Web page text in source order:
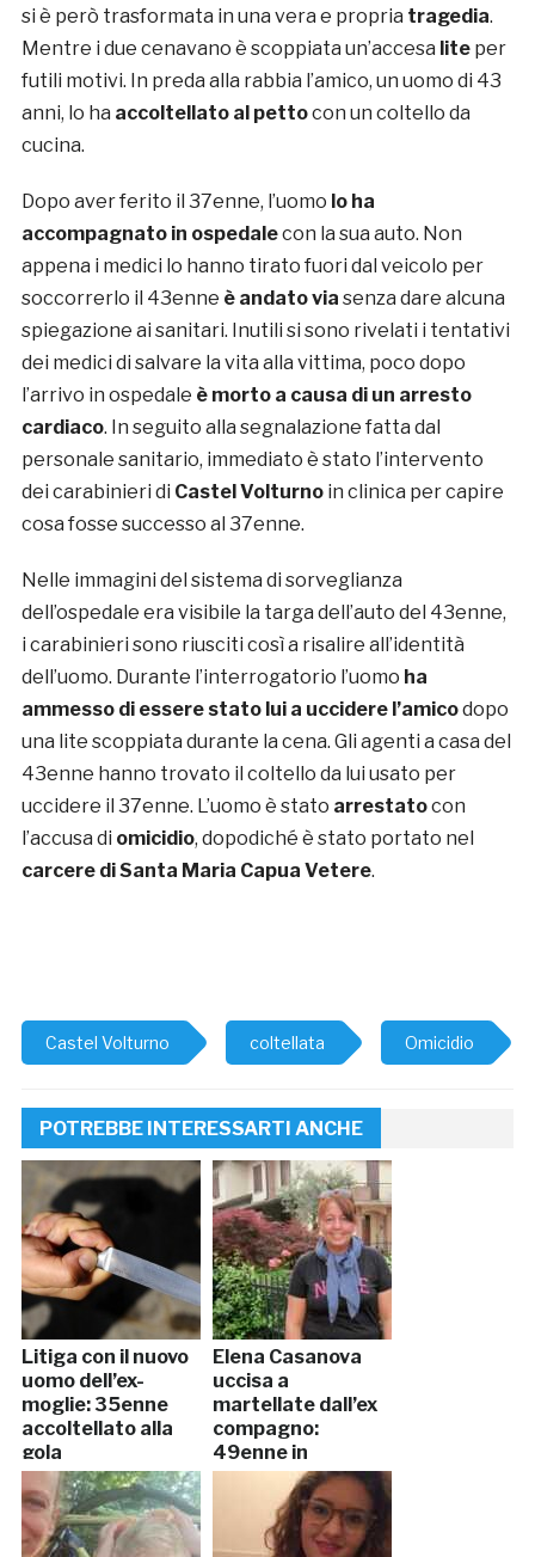
si è però trasformata in una vera e propria tragedia.
Mentre i due cenavano è scoppiata un’accesa liteper
futili motivi. In preda alla rabbia l’amico, un uomo di 43
anni, lo ha accoltellato al pettocon un coltello da
cucina.
Dopo aver ferito il 37enne, l’uomo lo ha
accompagnato in ospedalecon la sua auto. Non
appena i medici lo hanno tirato fuori dal veicolo per
soccorrerlo il 43enne è andato via senza dare alcuna
spiegazione ai sanitari. Inutili si sono rivelati i tentativi
dei medici di salvare la vita alla vittima, poco dopo
l’arrivo in ospedale è morto a causa di un arresto
cardiaco. In seguito alla segnalazione fatta dal
personale sanitario, immediato è stato l’intervento
dei carabinieri di Castel Volturnoin clinica per capire
cosa fosse successo al 37enne.
Nelle immagini del sistema di sorveglianza
dell’ospedale era visibile la targa dell’auto del 43enne,
i carabinieri sono riusciti così a risalire all’identità
dell’uomo. Durante l’interrogatorio l’uomo ha
ammesso di essere stato lui a uccidere l’amicodopo
una lite scoppiata durante la cena. Gli agenti a casa del
43enne hanno trovato il coltello da lui usato per
uccidere il 37enne. L’uomo è stato arrestatocon
l’accusa di omicidio, dopodiché è stato portato nel
carcere di Santa Maria Capua Vetere.
Castel Volturno coltellata Omicidio
POTREBBE INTERESSARTI ANCHE
Litiga con il nuovo
uomo dell’ex-
moglie: 35enne
accoltellato alla
gola
Elena Casanova
uccisa a
martellate dall’ex
compagno:
49enne in
manette